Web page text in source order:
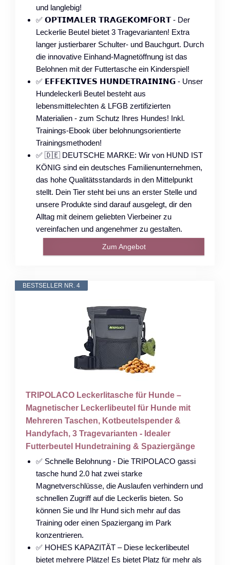
und langlebig!
✅ 𝗢𝗣𝗧𝗜𝗠𝗔𝗟𝗘𝗥 𝗧𝗥𝗔𝗚𝗘𝗞𝗢𝗠𝗙𝗢𝗥𝗧 - Der
Leckerlie Beutel bietet 3 Tragevarianten! Extra
langer justierbarer Schulter- und Bauchgurt. Durch
die innovative Einhand-Magnetöffnung ist das
Belohnen mit der Futtertasche ein Kinderspiel!
✅ 𝗘𝗙𝗙𝗘𝗞𝗧𝗜𝗩𝗘𝗦 𝗛𝗨𝗡𝗗𝗘𝗧𝗥𝗔𝗜𝗡𝗜𝗡𝗚 - Unser
Hundeleckerli Beutel besteht aus
lebensmittelechten & LFGB zertifizierten
Materialien - zum Schutz Ihres Hundes! Inkl.
Trainings-Ebook über belohnungsorientierte
Trainingsmethoden!
✅ 🇩🇪 DEUTSCHE MARKE: Wir von HUND IST
KÖNIG sind ein deutsches Familienunternehmen,
das hohe Qualitätsstandards in den Mittelpunkt
stellt. Dein Tier steht bei uns an erster Stelle und
unsere Produkte sind darauf ausgelegt, dir den
Alltag mit deinem geliebten Vierbeiner zu
vereinfachen und angenehmer zu gestalten.
Zum Angebot
BESTSELLER NR. 4
TRIPOLACO Leckerlitasche für Hunde –
Magnetischer Leckerlibeutel für Hunde mit
Mehreren Taschen, Kotbeutelspender &
Handyfach, 3 Tragevarianten - Idealer
Futterbeutel Hundetraining & Spaziergänge
✅ Schnelle Belohnung - Die TRIPOLACO gassi
tasche hund 2.0 hat zwei starke
Magnetverschlüsse, die Auslaufen verhindern und
schnellen Zugriff auf die Leckerlis bieten. So
können Sie und Ihr Hund sich mehr auf das
Training oder einen Spaziergang im Park
konzentrieren.
✅ HOHES KAPAZITÄT – Diese leckerlibeutel
bietet mehrere Plätze! Es bietet Platz für mehr als